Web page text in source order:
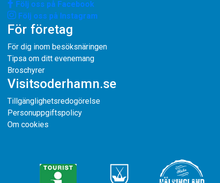
Följ oss på Facebook
Följ oss på Instagram
För företag
För dig inom besöksnäringen
Tipsa om ditt evenemang
Broschyrer
Visitsoderhamn.se
Tillgänglighetsredogörelse
Personuppgiftspolicy
Om cookies